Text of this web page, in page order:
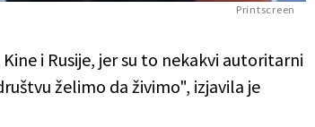
Printscreen
i Rusije, jer su to nekakvi autoritarni
želimo da živimo", izjavila je